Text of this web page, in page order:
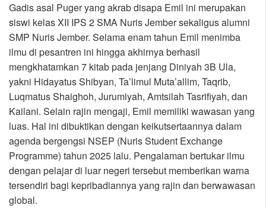
Gadis asal Puger yang akrab disapa Emil ini merupakan
siswi kelas XII IPS 2 SMA Nuris Jember sekaligus alumni
SMP Nuris Jember. Selama enam tahun Emil menimba
ilmu di pesantren ini hingga akhirnya berhasil
mengkhatamkan 7 kitab pada jenjang Diniyah 3B Ula,
yakni Hidayatus Shibyan, Ta’limul Muta’allim, Taqrib,
Luqmatus Shaighoh, Jurumiyah, Amtsilah Tasrifiyah, dan
Kailani. Selain rajin mengaji, Emil memiliki wawasan yang
luas. Hal ini dibuktikan dengan keikutsertaannya dalam
agenda bergengsi NSEP (Nuris Student Exchange
Programme) tahun 2025 lalu. Pengalaman bertukar ilmu
dengan pelajar di luar negeri tersebut memberikan warna
tersendiri bagi kepribadiannya yang rajin dan berwawasan
global.